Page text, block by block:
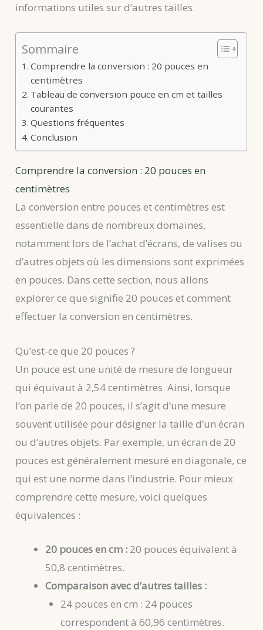
informations utiles sur d’autres tailles.
Sommaire
Comprendre la conversion : 20 pouces en
centimètres
Tableau de conversion pouce en cm et tailles
courantes
Questions fréquentes
Conclusion
Comprendre la conversion : 20 pouces en
centimètres
La conversion entre pouces et centimètres est
essentielle dans de nombreux domaines,
notamment lors de l’achat d’écrans, de valises ou
d’autres objets où les dimensions sont exprimées
en pouces. Dans cette section, nous allons
explorer ce que signifie 20 pouces et comment
effectuer la conversion en centimètres.
Qu’est-ce que 20 pouces ?
Un pouce est une unité de mesure de longueur
qui équivaut à 2,54 centimètres. Ainsi, lorsque
l’on parle de 20 pouces, il s’agit d’une mesure
souvent utilisée pour désigner la taille d’un écran
ou d’autres objets. Par exemple, un écran de 20
pouces est généralement mesuré en diagonale, ce
qui est une norme dans l’industrie. Pour mieux
comprendre cette mesure, voici quelques
équivalences :
20 pouces en cm : 20 pouces équivalent à
50,8 centimètres.
Comparaison avec d’autres tailles :
24 pouces en cm : 24 pouces
correspondent à 60,96 centimètres.